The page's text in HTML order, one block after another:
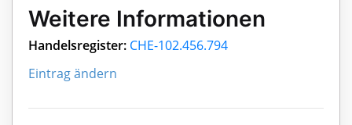
Weitere Informationen
Handelsregister: CHE-102.456.794
Eintrag ändern